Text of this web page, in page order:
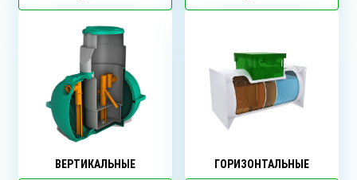
ВЕРТИКАЛЬНЫЕ ГОРИЗОНТАЛЬНЫЕ